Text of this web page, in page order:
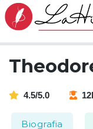
4.5/5.0
Biografia